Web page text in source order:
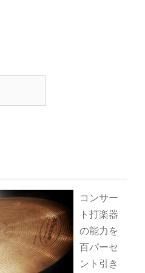
コンサー
ト打楽器
の能力を
百パーセ
ント引き